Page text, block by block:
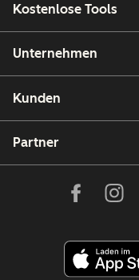
Kostenlose Tools
Unternehmen
Kunden
Partner